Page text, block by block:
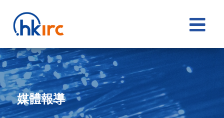

媒體報導